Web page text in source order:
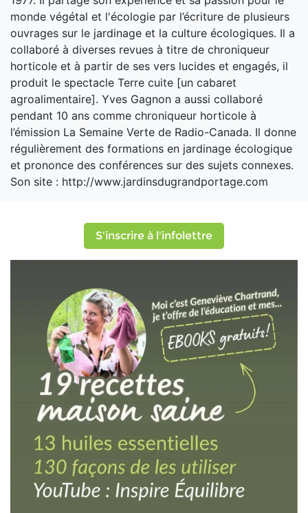
monde végétal et l'écologie par l’écriture de plusieurs
ouvrages sur le jardinage et la culture écologiques. Il a
collaboré à diverses revues à titre de chroniqueur
horticole et à partir de ses vers lucides et engagés, il
produit le spectacle Terre cuite [un cabaret
agroalimentaire]. Yves Gagnon a aussi collaboré
pendant 10 ans comme chroniqueur horticole à
l’émission La Semaine Verte de Radio-Canada. Il donne
régulièrement des formations en jardinage écologique
et prononce des conférences sur des sujets connexes.
Son site : http://www.jardinsdugrandportage.com
S'inscrire à l'infolettre